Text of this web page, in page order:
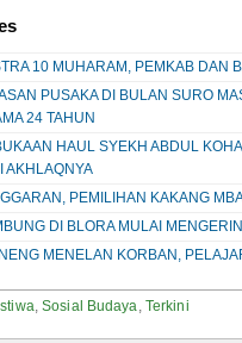
10 MUHARAM, PEMKAB DAN
PUSAKA DI BULAN SURO
24 TAHUN
HAUL SYEKH ABDUL
AKHLAQNYA
PEMILIHAN KAKANG
DI BLORA MULAI
MENELAN KORBAN,
,Sosial Budaya Terkini